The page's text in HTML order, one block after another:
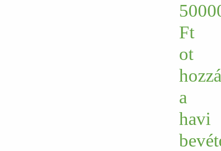
Ft
ot
a
havi